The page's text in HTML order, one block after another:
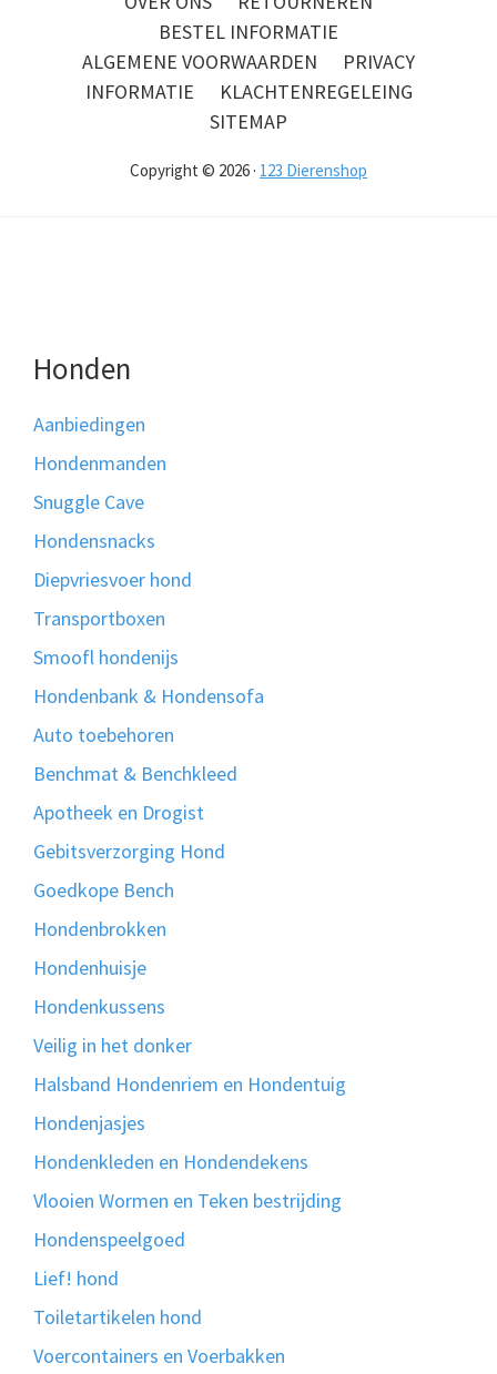
BESTEL INFORMATIE
ALGEMENE VOORWAARDEN
PRIVACY
INFORMATIE
KLACHTENREGELEING
SITEMAP
Copyright © 2026 · 123 Dierenshop
Honden
Aanbiedingen
Hondenmanden
Snuggle Cave
Hondensnacks
Diepvriesvoer hond
Transportboxen
Smoofl hondenijs
Hondenbank & Hondensofa
Auto toebehoren
Benchmat & Benchkleed
Apotheek en Drogist
Gebitsverzorging Hond
Goedkope Bench
Hondenbrokken
Hondenhuisje
Hondenkussens
Veilig in het donker
Halsband Hondenriem en Hondentuig
Hondenjasjes
Hondenkleden en Hondendekens
Vlooien Wormen en Teken bestrijding
Hondenspeelgoed
Lief! hond
Toiletartikelen hond
Voercontainers en Voerbakken